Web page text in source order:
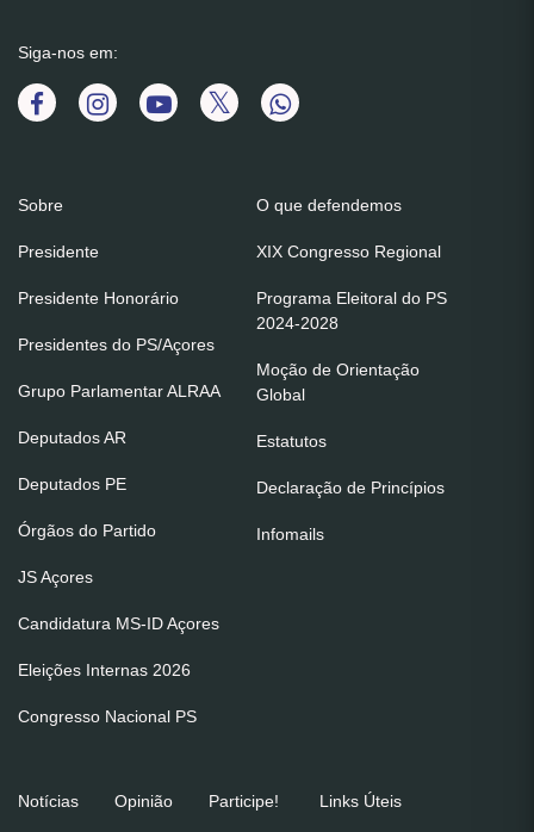
Siga-nos em:
Sobre
Presidente
Presidente Honorário
Presidentes do PS/Açores
Grupo Parlamentar ALRAA
Deputados AR
Deputados PE
Órgãos do Partido
JS Açores
Candidatura MS-ID Açores
Eleições Internas 2026
Congresso Nacional PS
O que defendemos
XIX Congresso Regional
Programa Eleitoral do PS
2024-2028
Moção de Orientação
Global
Estatutos
Declaração de Princípios
Infomails
Notícias Opinião Participe! Links Úteis